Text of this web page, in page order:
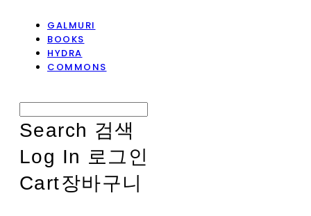
GALMURI
BOOKS
HYDRA
COMMONS
Search 검색
Log In 로그인
Cart장바구니